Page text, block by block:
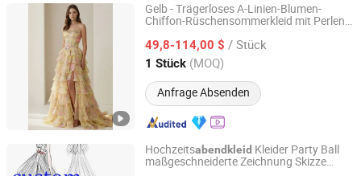
Gelb - Trägerloses A-Linien-Blumen-
Chiffon-Rüschensommerkleid mit Perlen
Festkleid Mädchenkleid Schichtkleid
49,8-114,00 $ / Stück
1 Stück (MOQ)
Anfrage Absenden
Chaozhou City Snow Pear Fashion Co., Ltd.
Guangdong, China Seit 2026
Hochzeitsabendkleid Kleider Party Ball
maßgeschneiderte Zeichnung Skizze
Suzhou Leader Apparel Co., Ltd.